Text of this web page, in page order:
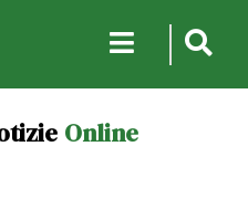
Online